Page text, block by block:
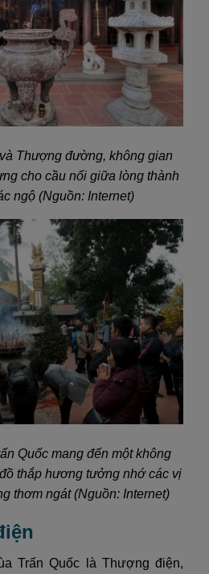
Thượng đường, không gian
cho cầu nối giữa lòng thành
ngộ (Nguồn: Internet)
Quốc mang đến một không
thắp hương tưởng nhớ các vị
thơm ngát (Nguồn: Internet)
Trấn Quốc là Thượng điện,